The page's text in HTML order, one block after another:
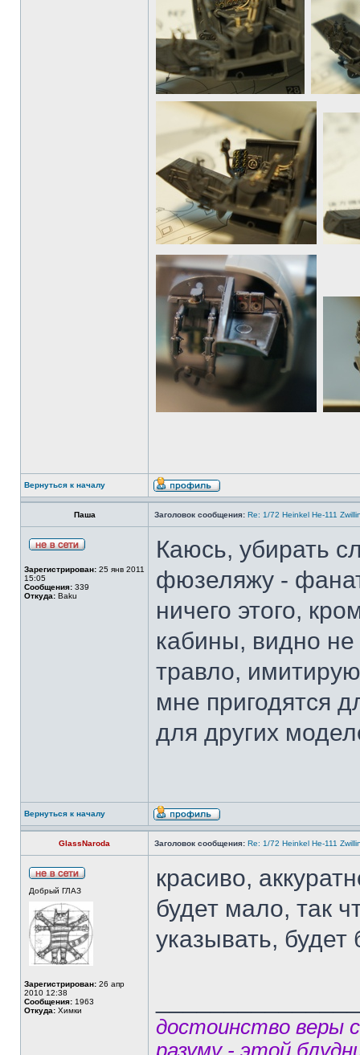
Вернуться к началу
Паша Заголовок сообщения: Re: 1/72 Heinkel He-111
Зарегистрирован: 25 янв 2011
15:05
Сообщения: 339
Откуда: Baku
Каюсь, убирать
фюзеляжу -
ничего этого,
кабины, видно
травло,
мне пригодятся
для других
Вернуться к началу
GlassNaroda Заголовок сообщения: Re: 1/72 Heinkel He-111
Добрый ГЛАЗ
Зарегистрирован: 26 апр
2010 12:38
Сообщения: 1963
Откуда: Химки
красиво,
будет мало, так
указывать,
достоинство веры
разуму - этой